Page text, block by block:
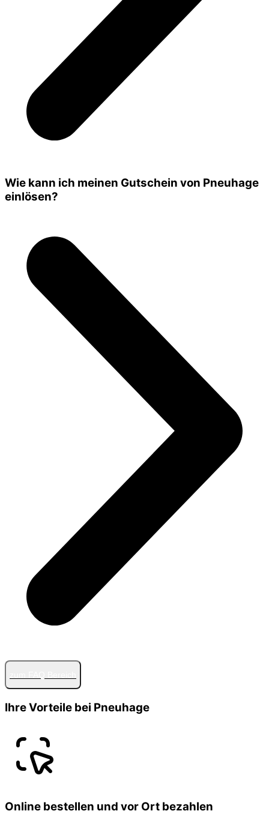
Wie kann ich meinen Gutschein von Pneuhage
einlösen?
Ihre Vorteile bei Pneuhage
Online bestellen und vor Ort bezahlen